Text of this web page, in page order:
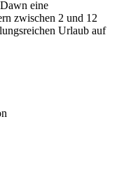
eine
zwischen 2 und 12
Urlaub auf